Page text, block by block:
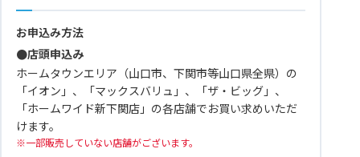
お申込み方法
●店頭申込み
ホームタウンエリア（山口市、下関市等山口県全県）の
「イオン」、「マックスバリュ」、「ザ・ビッグ」、
「ホームワイド新下関店」の各店舗でお買い求めいただ
けます。
一部販売していない店舗がございます。